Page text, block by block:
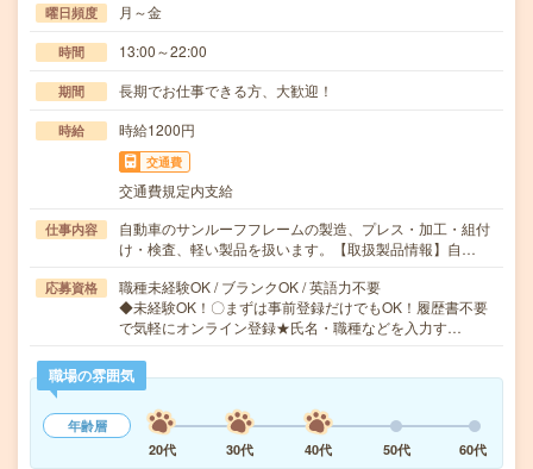
曜日頻度 月～金
時間 13:00～22:00
期間 長期でお仕事できる方、大歓迎！
時給 時給1200円
交通費
交通費規定内支給
仕事内容
自動車のサンルーフフレームの製造、プレス・加工・組付
け・検査、軽い製品を扱います。【取扱製品情報】自…
応募資格
職種未経験OK / ブランクOK / 英語力不要
◆未経験OK！〇まずは事前登録だけでもOK！履歴書不要
で気軽にオンライン登録★氏名・職種などを入力す…
職場の雰囲気
年齢層
20代
30代 40代 50代 60代